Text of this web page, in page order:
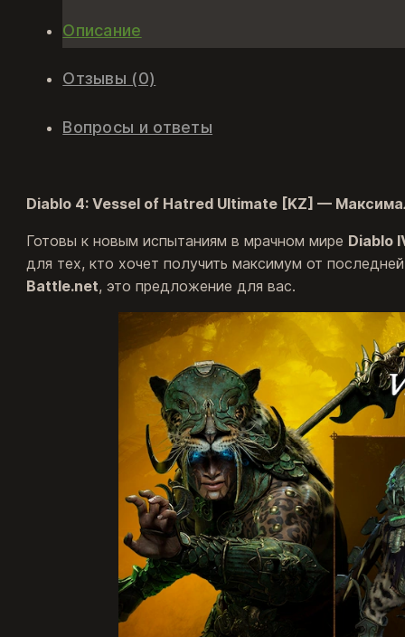
Описание
Отзывы (0)
Вопросы и ответы
Diablo 4: Vessel of Hatred Ultimate [KZ] —
Готовы к новым испытаниям в мрачном мире Diablo
для тех, кто хочет получить максимум от
Battle.net, это предложение для вас.